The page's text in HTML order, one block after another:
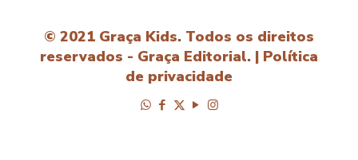
© 2021 Graça Kids. Todos os direitos
reservados - Graça Editorial. | Política
de privacidade